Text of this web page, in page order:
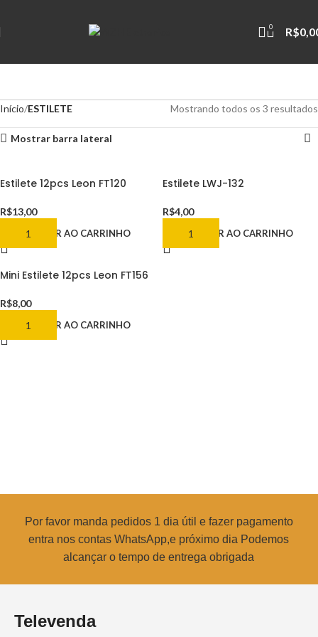
0 R$
Início ESTILETE Mostrando todos os 3 resultados
Mostrar barra lateral
Estilete 12pcs Leon FT120
R$13,00
ADICIONAR AO CARRINHO
Estilete LWJ-132
R$4,00
ADICIONAR AO CARRINHO
Mini Estilete 12pcs Leon FT156
R$8,00
ADICIONAR AO CARRINHO
Por favor manda pedidos 1 dia útil e fazer pagamento
entra nos contas WhatsApp,e próximo dia Podemos
alcançar o tempo de entrega obrigada
Televenda